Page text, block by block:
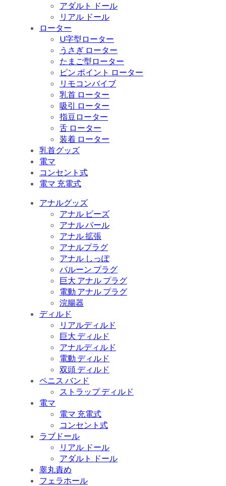
アダルト ドール
リアル ドール
ローター
U字型ローター
うさぎ ローター
たまご型ローター
ピン ポイント ローター
リモコンバイブ
乳首 ローター
吸引 ローター
指豆ローター
舌 ローター
装着 ローター
乳首グッズ
電マ
コンセント式
電マ 充電式
アナルグッズ
アナル ビーズ
アナル パール
アナル 拡張
アナルプラグ
アナル しっぽ
バルーン プラグ
巨大 アナル プラグ
電動 アナル プラグ
浣腸器
ディルド
リアルディルド
巨大 ディルド
アナルディルド
電動 ディルド
双頭 ディルド
ペニス バンド
ストラップ ディルド
電マ
電マ 充電式
コンセント式
ラブドール
リアル ドール
アダルト ドール
睾丸責め
フェラホール